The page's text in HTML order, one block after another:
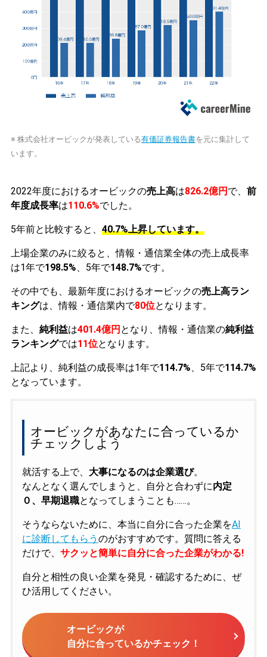
※ 株式会社オービックが発表している有価証券報告書を元に集計して
います。
2022年度におけるオービックの売上高は826.2億円 で、 前
年度成長率は110.6%でした。
5年前と比較すると、 40.7%上昇しています。
上場企業のみに絞ると、情報・通信業全体の売上成長率
は1年で198.5%、5年で148.7%です。
その中でも、最新年度におけるオービックの売上高ラン
キングは、情報・通信業内で80位となります。
また、 純利益は401.4億円 となり、情報・通信業の純利益
ランキングでは11位となります。
上記より、純利益の成長率は1年で114.7%、5年で114.7%
となっています。
オービックがあなたに合っているか
チェックしよう
就活する上で、 大事になるのは企業選び。
なんとなく選んでしまうと、自分と合わずに内定
０、早期退職となってしまうことも……。
そうならないために、本当に自分に合った企業をAI
に診断してもらう のがおすすめです。質問に答える
だけで、 サクッと簡単に自分に合った企業がわかる!
自分と相性の良い企業を発見・確認するために、ぜ
ひ活用してください。
オービックが
自分に合っているかチェック！